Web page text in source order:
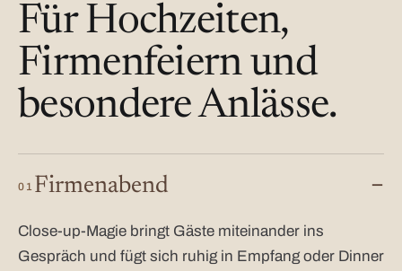
Für Hochzeiten,
Firmenfeiern und
besondere Anlässe.
01 Firmenabend
Close-up-Magie bringt Gäste miteinander ins
Gespräch und fügt sich ruhig in Empfang oder Dinner